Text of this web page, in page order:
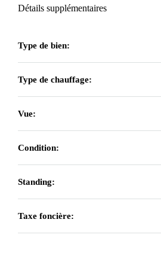
Détails supplémentaires
Type de bien:
Type de chauffage:
Vue:
Condition:
Standing:
Taxe foncière: